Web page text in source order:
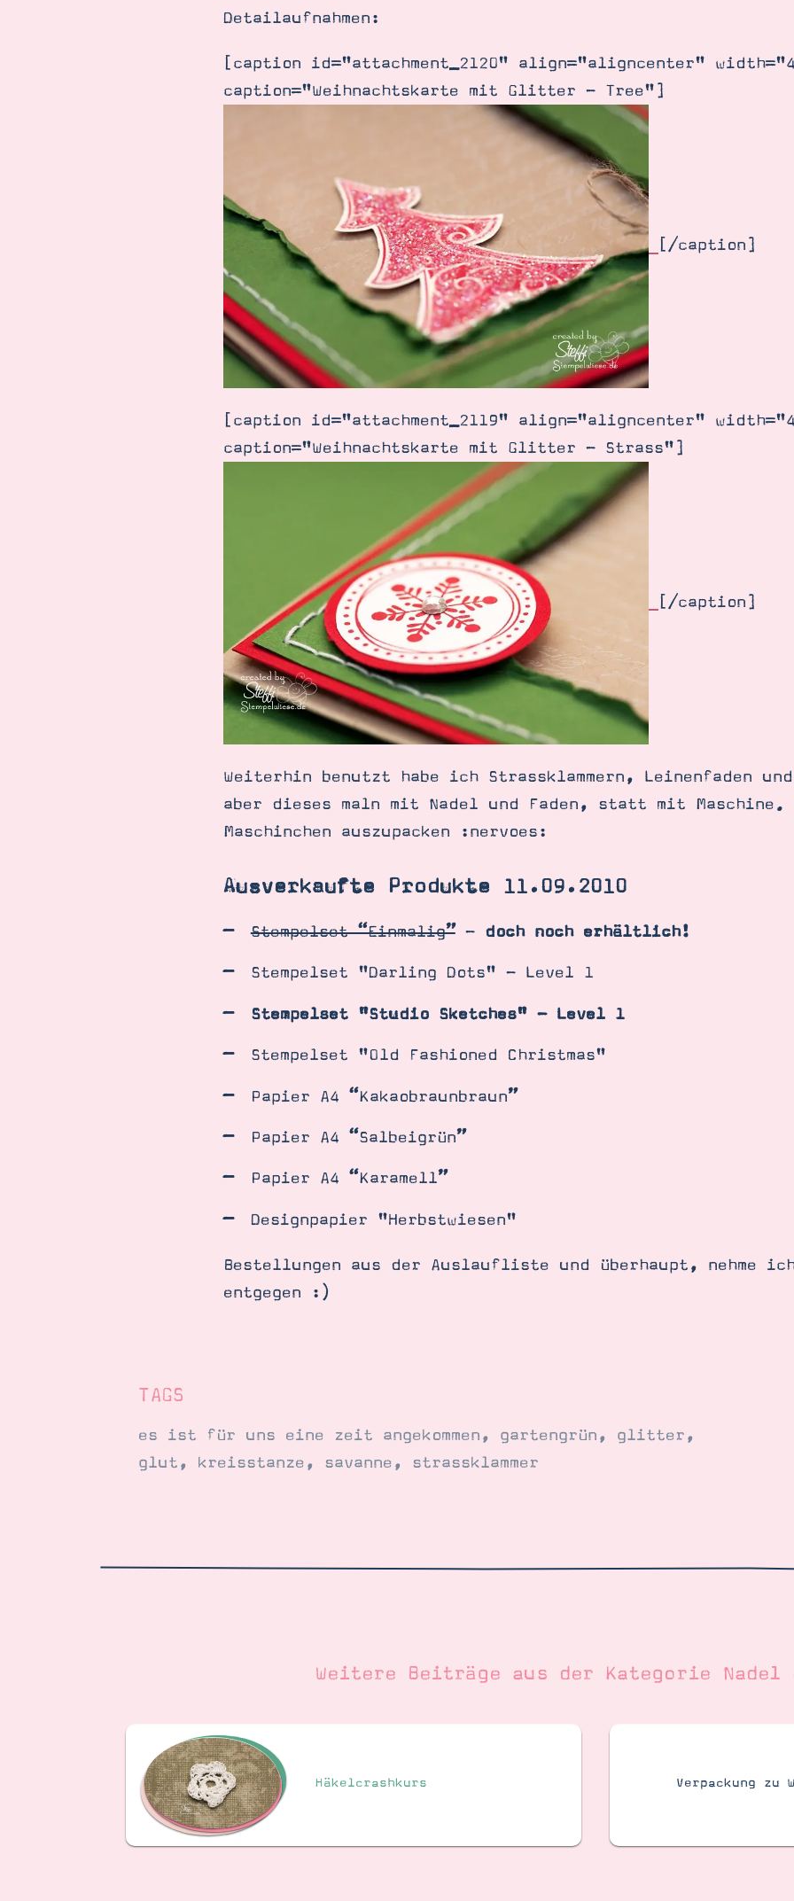
Detailaufnahmen:
[caption id="attachment_2120" align="aligncenter"
caption="Weihnachtskarte mit Glitter - Tree"]
[/caption]
[caption id="attachment_2119" align="aligncenter"
caption="Weihnachtskarte mit Glitter - Strass"]
[/caption]
Weiterhin benutzt habe ich Strassklammern, Leinenfaden
aber dieses maln mit Nadel und Faden, statt mit
Maschinchen auszupacken :nervoes:
Ausverkaufte Produkte 11.09.2010
Stempelset “Einmalig”- doch noch erhältlich!
Stempelset "Darling Dots" - Level 1
Stempelset "Studio Sketches" - Level 1
Stempelset "Old Fashioned Christmas"
Papier A4 “Kakaobraunbraun”
Papier A4 “Salbeigrün”
Papier A4 “Karamell”
Designpapier "Herbstwiesen"
Bestellungen aus der Auslaufliste und überhaupt, nehme
entgegen :)
TAGS
es ist für uns eine zeit angekommen, gartengrün, glitter,
glut, kreisstanze, savanne, strassklammer
Weitere Beiträge aus der Kategorie Nadel
Häkelcrashkurs Verpackung zu